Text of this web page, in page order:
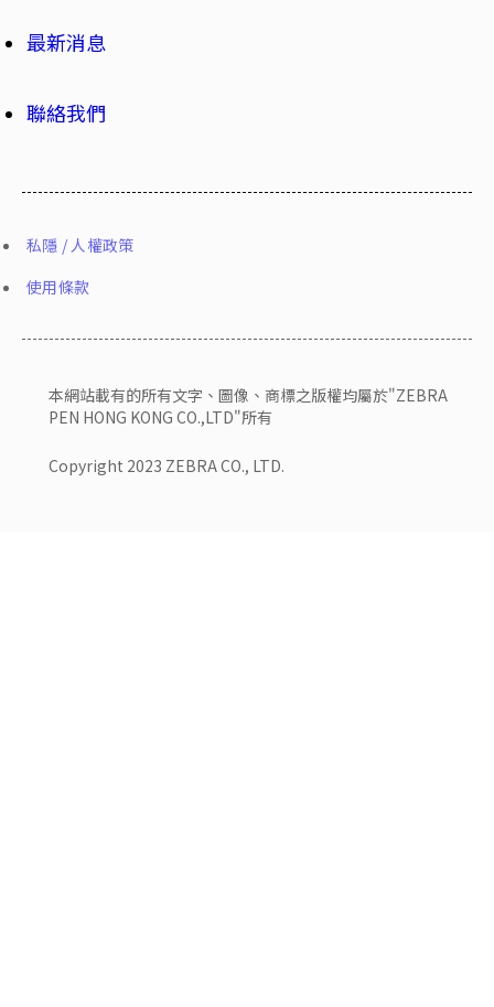
最新消息
聯絡我們
本網站載有的所有文字、圖像、商標之版權均屬於"ZEBRA
PEN HONG KONG CO.,LTD"所有
Copyright 2023 ZEBRA CO., LTD.
私隱 / 人權政策
使用條款